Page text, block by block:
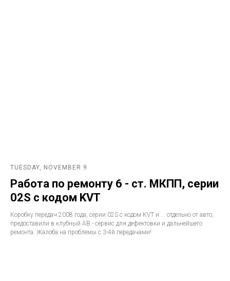
TUESDAY, NOVEMBER 9
Работа по ремонту 6 - ст. МКПП, серии
02S с кодом KVT
Коробку передач 2008 года, серии 02S с кодом KVT и ... отдельно от авто,
предоставили в клубный АВ - сервис для дефектовки и дальнейшего
ремонта. Жалоба на проблемы с 3-4й передачами!